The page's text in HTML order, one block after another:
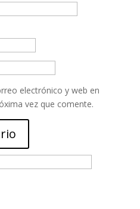
electrónico y web en
vez que comente.